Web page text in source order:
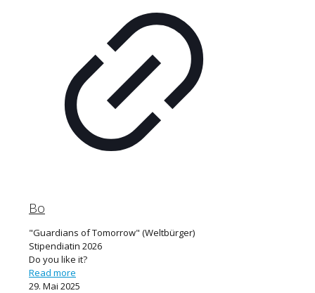
Bo
"Guardians of Tomorrow" (Weltbürger)
Stipendiatin 2026
Do you like it?
Read more
29. Mai 2025